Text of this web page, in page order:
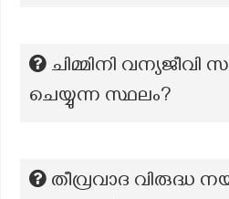
ചിമ്മിനി വന്യജീവി
ചെയ്യുന്ന സ്ഥലം?
തീവ്രവാദ വിരുദ്ധ